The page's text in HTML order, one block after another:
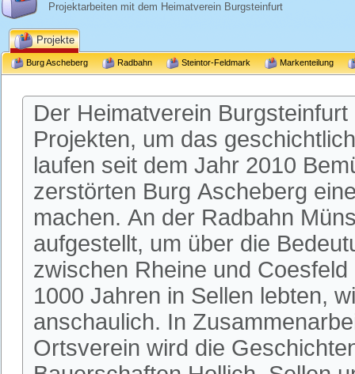
Projektarbeiten mit dem Heimatverein Burgsteinfurt
Projekte
Burg Ascheberg Radbahn Steintor-Feldmark Markenteilung
Der Heimatverein
Projekten, um das
laufen seit dem Jahr 2010
zerstörten Burg Ascheberg
machen. An der Radbahn
aufgestellt, um über die
zwischen Rheine und
1000 Jahren in Sellen lebten,
anschaulich. In
Ortsverein wird die